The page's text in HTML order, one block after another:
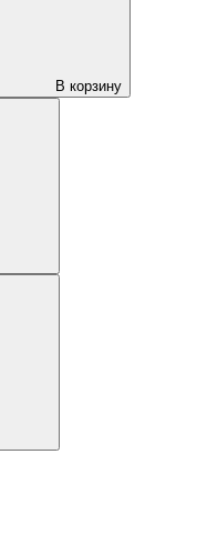
В корзину